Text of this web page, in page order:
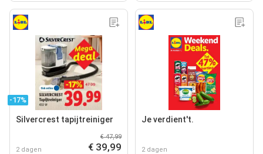
-17%
Silvercrest tapijtreiniger
2 dagen
€ 47,99
€ 39,99
Je verdient't.
2 dagen